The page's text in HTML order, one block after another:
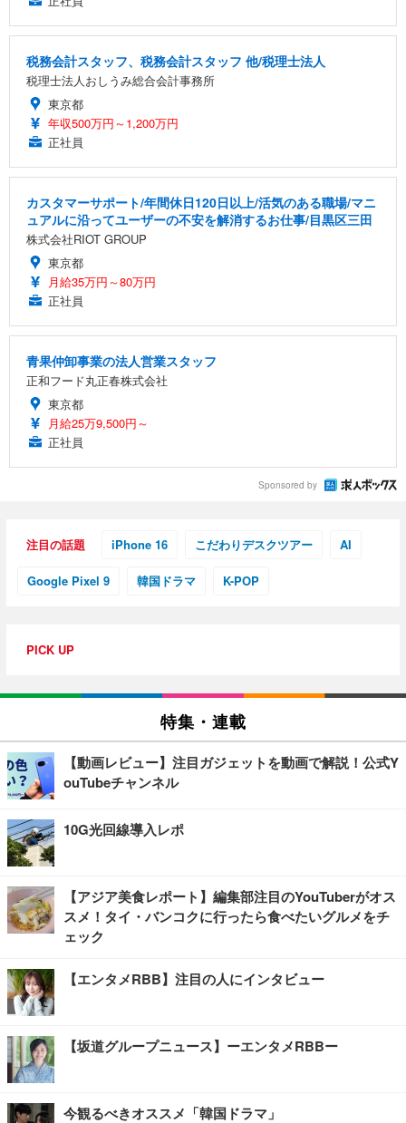
税務会計スタッフ、税務会計スタッフ 他/税理士法人
税理士法人おしうみ総合会計事務所
東京都
年収500万円～1,200万円
正社員
カスタマーサポート/年間休日120日以上/活気のある職場/マニ
ュアルに沿ってユーザーの不安を解消するお仕事/目黒区三田
株式会社RIOT GROUP
東京都
月給35万円～80万円
正社員
青果仲卸事業の法人営業スタッフ
正和フード丸正春株式会社
東京都
月給25万9,500円～
正社員
Sponsored by
注目の話題 iPhone 16 こだわりデスクツアー AI
Google Pixel 9 韓国ドラマ K-POP
PICK UP
特集・連載
【動画レビュー】注目ガジェットを動画で解説！公式Y
ouTubeチャンネル
10G光回線導入レポ
【アジア美食レポート】編集部注目のYouTuberがオス
スメ！タイ・バンコクに行ったら食べたいグルメをチ
ェック
【エンタメRBB】注目の人にインタビュー
【坂道グループニュース】ーエンタメRBBー
今観るべきオススメ「韓国ドラマ」